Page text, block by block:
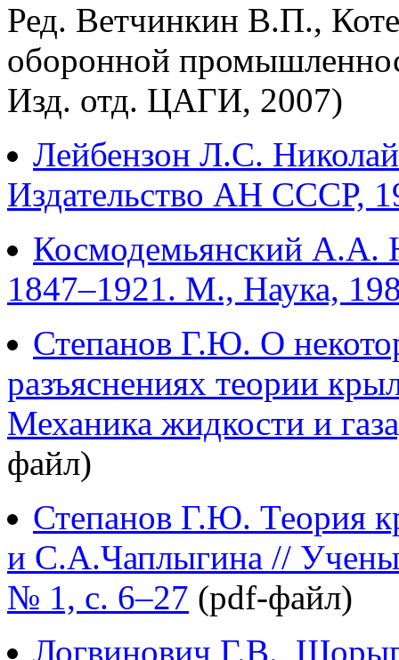
Ред. Ветчинкин В.П.,
оборонной
Изд. отд. ЦАГИ, 2007)
Лейбензон Л.С.
Издательство АН СССР,
Космодемьянский А.А.
1847–1921. М., Наука,
Степанов Г.Ю. О
разъяснениях теории
Механика жидкости и
файл)
Степанов Г.Ю. Теория
и С.А.Чаплыгина //
№ 1, с. 6–27 (pdf-файл)
Логвинович Г.В.,